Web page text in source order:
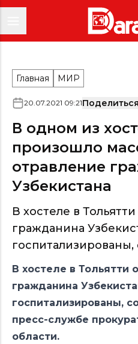
Главная МИР
20.07.2021 09:21Поделиться
В одном из
произошло
отравление
Узбекистана
В хостеле в
гражданина
госпитализированы,
В хостеле в Тольятти
гражданина
госпитализированы,
пресс-службе
области.